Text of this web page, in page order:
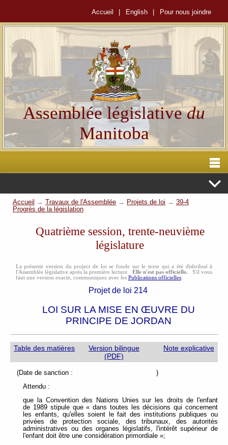
Accueil English Pour nous joindre
Assemblée législativedu
Manitoba
Accueil → Travaux de l'Assemblée → Projets de loi → 39-4
Progrès de la législation
Quatrième session, trente-neuvième
législature
La présente version du project de loi se fonde sur le texte qui a été disbribué à
l'Assemblée législative après la première lecture. Elle n'est pas officielle. S'il vous
faut une version exacte, communiquez avec les Publications officielles.
Projet de loi 214
LOI SUR LA MISE EN ŒUVRE DU
PRINCIPE DE JORDAN
Table des matières
Version bilingue
(PDF)
Note explicative
(Date de sanction : )
Attendu :
que la Convention des Nations Unies sur les droits de l'enfant
de 1989 stipule que « dans toutes les décisions qui concernent
les enfants, qu'elles soient le fait des institutions publiques ou
privées de protection sociale, des tribunaux, des autorités
administratives ou des organes législatifs, l'intérêt supérieur de
l'enfant doit être une considération primordiale »;